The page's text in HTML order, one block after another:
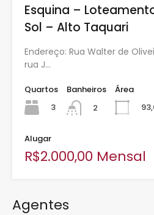
Esquina –
Sol – Alto Taquari
Endereço: Rua Walter de
rua J…
Quartos
3
Banheiros
2
Área
Alugar
R$2.000,00 Mensal
Agentes